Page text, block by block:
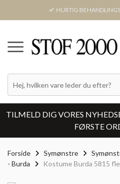
HURTIG
TILMELD DIG VORES
FØRSTE
Forside Symønstre
- Burda
Kostume Burda 5815